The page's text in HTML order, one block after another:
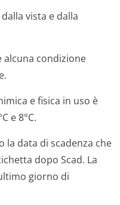
vista e dalla
alcuna condizione
e fisica in uso è
e 8°C.
la data di scadenza che
dopo Scad. La
giorno di